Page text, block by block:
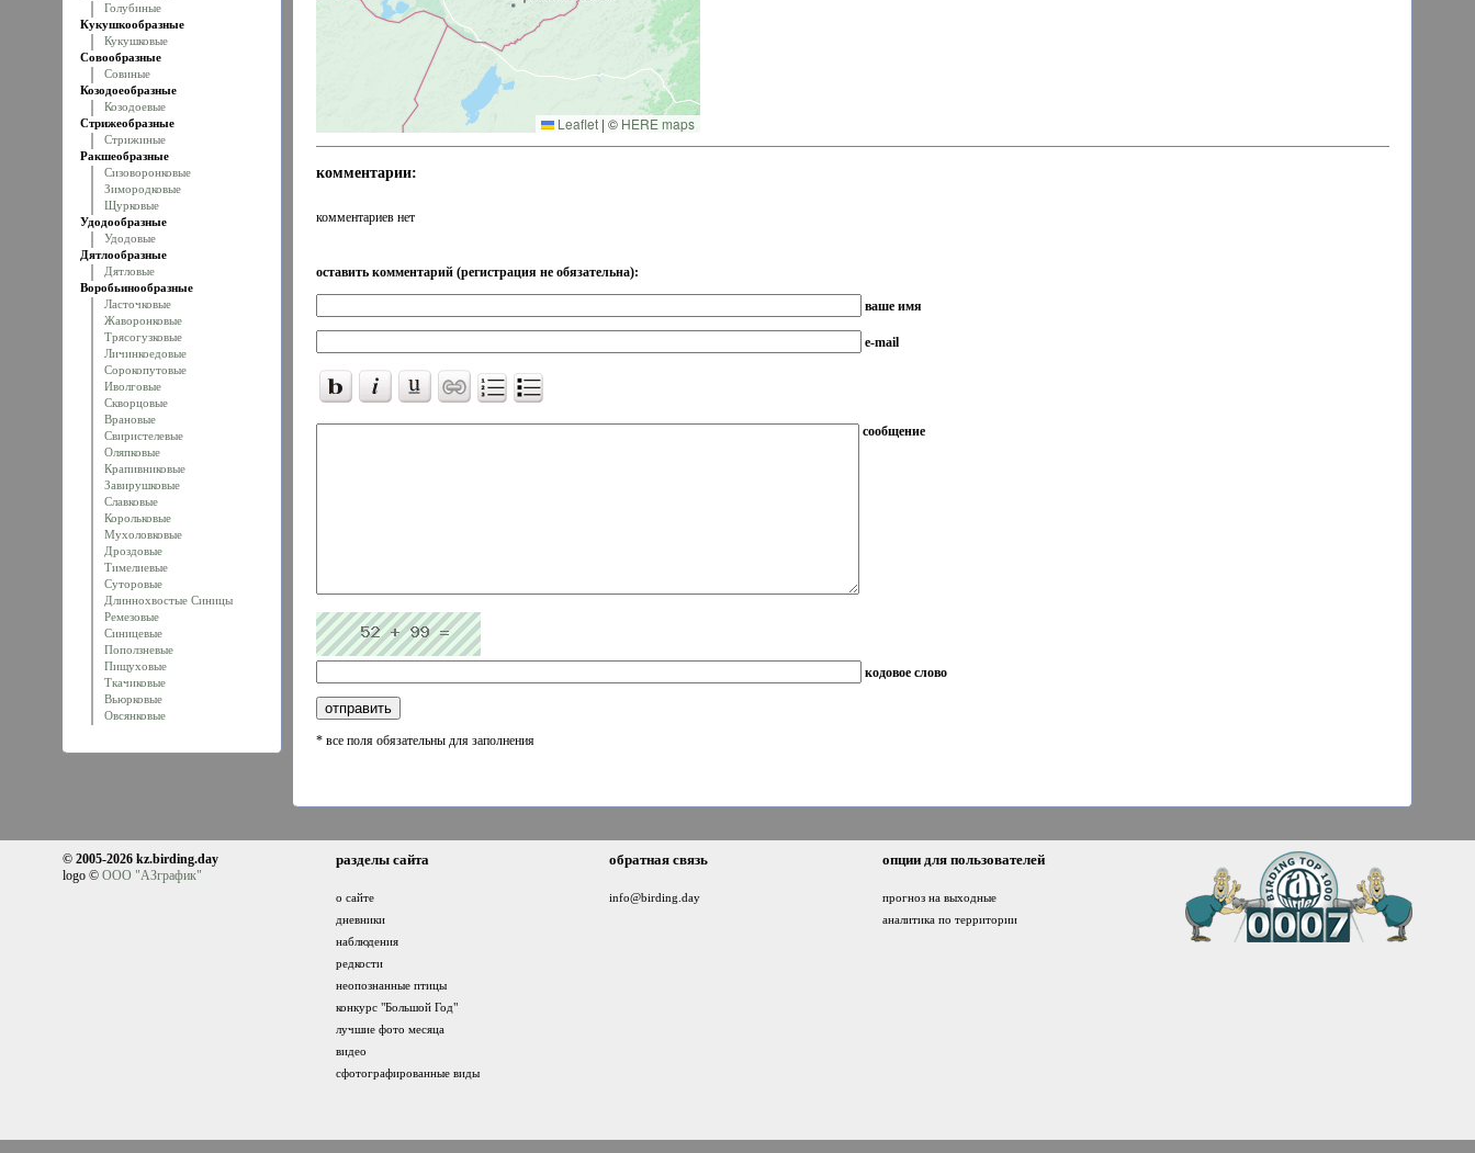
Голубиные
Кукушкообразные
Кукушковые
Совообразные
Совиные
Козодоеобразные
Козодоевые
Стрижеобразные
Стрижиные
Ракшеобразные
Сизоворонковые
Зимородковые
Щурковые
Удодообразные
Удодовые
Дятлообразные
Дятловые
Воробьинообразные
Ласточковые
Жаворонковые
Трясогузковые
Личинкоедовые
Сорокопутовые
Иволговые
Скворцовые
Врановые
Свиристелевые
Оляпковые
Крапивниковые
Завирушковые
Славковые
Корольковые
Мухоловковые
Дроздовые
Тимелиевые
Суторовые
Длиннохвостые Синицы
Ремезовые
Синицевые
Поползневые
Пищуховые
Ткачиковые
Вьюрковые
Овсянковые
Leaflet | © HERE maps
комментарии:
комментариев нет
оставить комментарий (регистрация не обязательна):
ваше имя
e-mail
сообщение
кодовое слово
* все поля обязательны для заполнения
© 2005-2026 kz.birding.day
logo © ООО "АЗграфик"
разделы сайта
о сайте
дневники
наблюдения
редкости
неопознанные птицы
конкурс "Большой Год"
лучшие фото месяца
видео
сфотографированные виды
обратная связь
info@birding.day
опции для пользователей
прогноз на выходные
аналитика по территории